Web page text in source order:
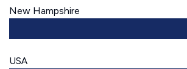
New Hampshire
USA